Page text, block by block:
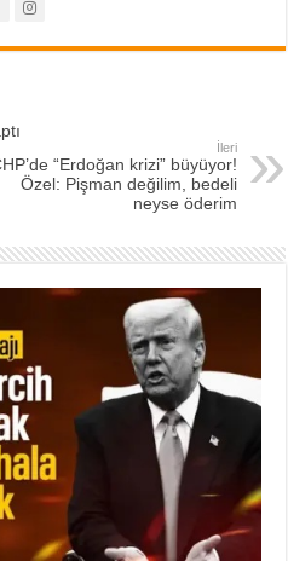
İleri
“Erdoğan krizi” büyüyor!
Özel: Pişman değilim, bedeli
neyse öderim